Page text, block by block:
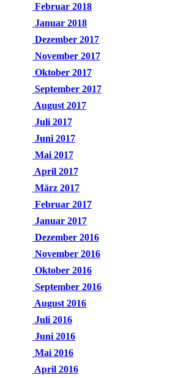
Februar 2018
Januar 2018
Dezember 2017
November 2017
Oktober 2017
September 2017
August 2017
Juli 2017
Juni 2017
Mai 2017
April 2017
März 2017
Februar 2017
Januar 2017
Dezember 2016
November 2016
Oktober 2016
September 2016
August 2016
Juli 2016
Juni 2016
Mai 2016
April 2016